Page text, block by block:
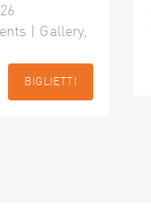
| Gallery,
BIGLIETTI